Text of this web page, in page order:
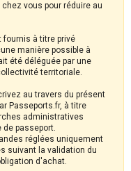
vous pour réduire au
fournis à titre privé
manière possible à
été déléguée par une
territoriale.
au travers du présent
Passeports.fr, à titre
administratives
de passeport.
réglées uniquement
suivant la validation du
d'achat.